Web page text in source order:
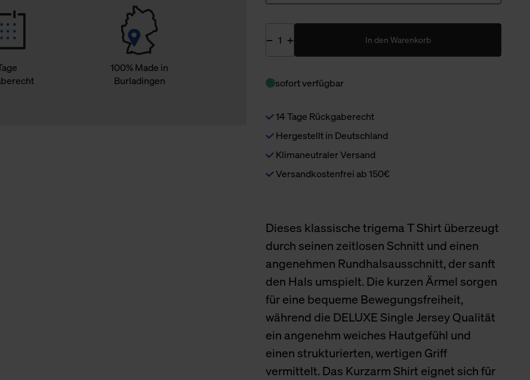
100% Made in
Burladingen
In den Warenkorb
sofort verfügbar
14 Tage Rückgaberecht
Hergestellt in Deutschland
Klimaneutraler Versand
Versandkostenfrei ab 150€
Dieses klassische trigema T Shirt überzeugt
durch seinen zeitlosen Schnitt und einen
angenehmen Rundhalsausschnitt, der sanft
den Hals umspielt. Die kurzen Ärmel sorgen
für eine bequeme Bewegungsfreiheit,
während die DELUXE Single Jersey Qualität
ein angenehm weiches Hautgefühl und
einen strukturierten, wertigen Griff
vermittelt. Das Kurzarm Shirt eignet sich für